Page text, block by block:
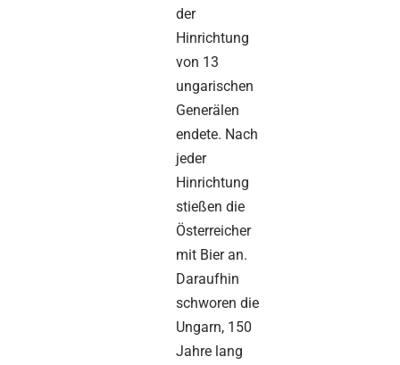
der
Hinrichtung
von 13
ungarischen
Generälen
endete. Nach
jeder
Hinrichtung
stießen die
Österreicher
mit Bier an.
Daraufhin
schworen die
Ungarn, 150
Jahre lang